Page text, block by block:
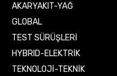
AKARYAKIT-YAĞ
GLOBAL
TEST SÜRÜŞLERİ
HYBRID-ELEKTRİK
TEKNOLOJİ-TEKNİK